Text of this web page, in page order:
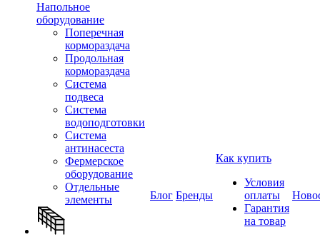
Напольное
оборудование
Поперечная
кормораздача
Продольная
кормораздача
Система
подвеса
Система
водоподготовки
Система
антинасеста
Фермерское
оборудование
Отдельные
элементы
Блог Бренды
Как купить
Условия
оплаты
Гарантия
на товар